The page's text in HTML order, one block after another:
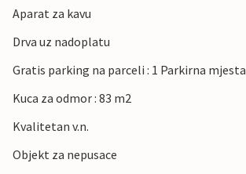
Aparat za kavu
Drva uz nadoplatu
Gratis parking na parceli : 1 Parkirna mjesta
Kuca za odmor : 83 m2
Kvalitetan v.n.
Objekt za nepusace